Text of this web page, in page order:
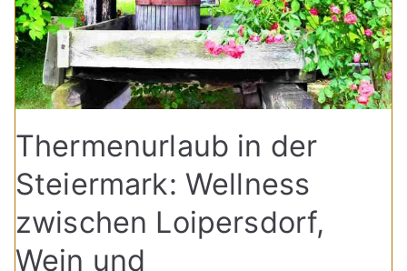
Thermenurlaub in der
Steiermark: Wellness
zwischen Loipersdorf,
Wein und